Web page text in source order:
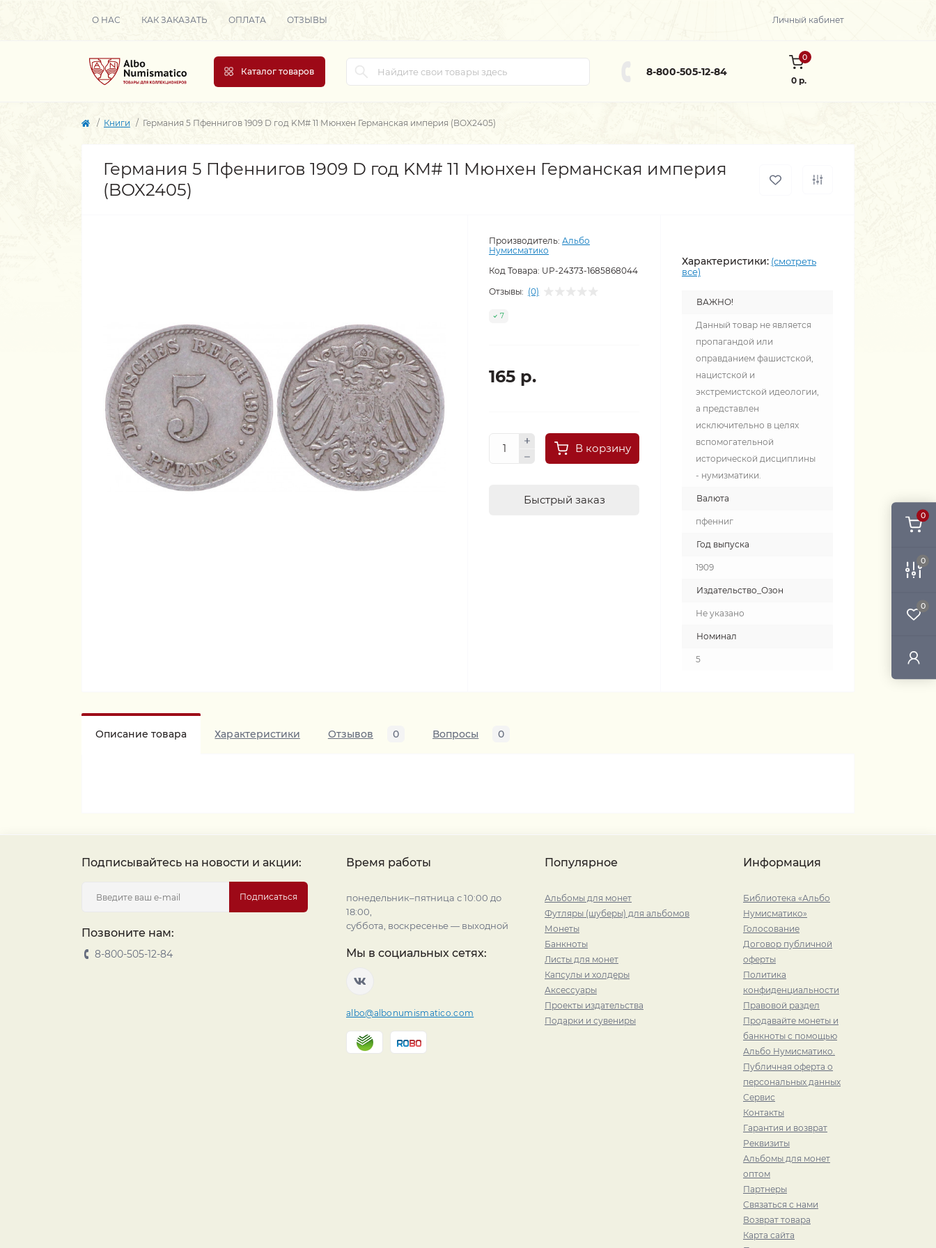
0
0
0
О НАС КАК ЗАКАЗАТЬ ОПЛАТА ОТЗЫВЫ Личный кабинет
Каталог товаров 8-800-505-12-84
0
0 р.
Книги Германия 5 Пфеннигов 1909 D год KM# 11 Мюнхен Германская империя (BOX2405)
Германия 5 Пфеннигов 1909 D год KM# 11 Мюнхен Германская империя
(BOX2405)
Производитель: Альбо
Нумисматико
Код Товара: UP-24373-1685868044
Отзывы: (0)
7
165 р.
В корзину
Быстрый заказ
Характеристики: (смотреть
все)
ВАЖНО!
Данный товар не является
пропагандой или
оправданием фашистской,
нацистской и
экстремистской идеологии,
а представлен
исключительно в целях
вспомогательной
исторической дисциплины
- нумизматики.
Валюта
пфенниг
Год выпуска
1909
Издательство_Озон
Не указано
Номинал
5
Описание товара Характеристики Отзывов 0 Вопросы 0
Подписывайтесь на новости и акции:
Подписаться
Позвоните нам:
8-800-505-12-84
Время работы
понедельник–пятница с 10:00 до
18:00,
суббота, воскресенье — выходной
Мы в социальных сетях:
albo@albonumismatico.com
Популярное
Альбомы для монет
Футляры (шуберы) для альбомов
Монеты
Банкноты
Листы для монет
Капсулы и холдеры
Аксессуары
Проекты издательства
Подарки и сувениры
Информация
Библиотека «Альбо
Нумисматико»
Голосование
Договор публичной
оферты
Политика
конфиденциальности
Правовой раздел
Продавайте монеты и
банкноты с помощью
Альбо Нумисматико.
Публичная оферта о
персональных данных
Сервис
Контакты
Гарантия и возврат
Реквизиты
Альбомы для монет
оптом
Партнеры
Связаться с нами
Возврат товара
Карта сайта